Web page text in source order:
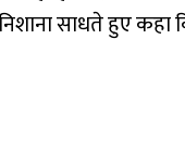
साधते हुए